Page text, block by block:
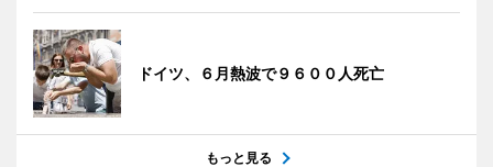
ドイツ、６月熱波で９６００人死亡
もっと見る